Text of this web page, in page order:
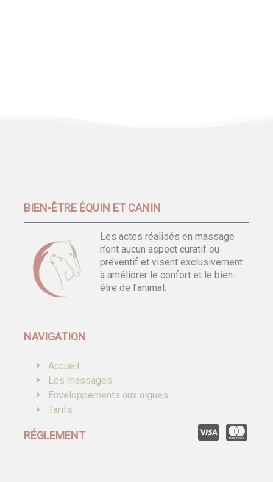
BIEN-ÊTRE ÉQUIN ET CANIN
Les actes réalisés en massage
n’ont aucun aspect curatif ou
préventif et visent exclusivement
à améliorer le confort et le bien-
être de l’animal.
NAVIGATION
Accueil
Les massages
Enveloppements aux algues
Tarifs
RÉGLEMENT